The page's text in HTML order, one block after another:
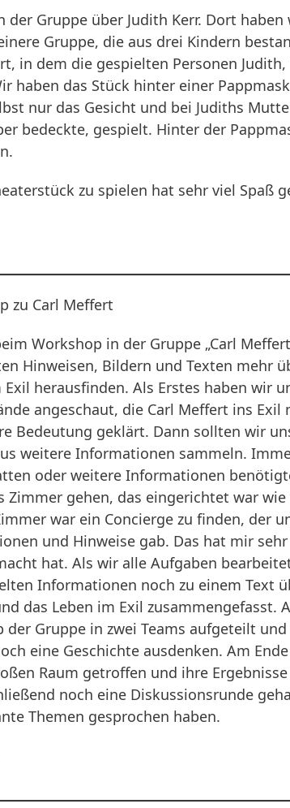
der Gruppe über Judith Kerr. Dort
Gruppe, die aus drei Kindern
in dem die gespielten Personen
haben das Stück hinter einer
nur das Gesicht und bei Judiths
bedeckte, gespielt. Hinter der
zu spielen hat sehr viel Spaß
zu Carl Meffert
Workshop in der Gruppe „Carl
Hinweisen, Bildern und Texten mehr
Exil herausfinden. Als Erstes haben wir
angeschaut, die Carl Meffert ins
Bedeutung geklärt. Dann sollten wir
weitere Informationen sammeln.
oder weitere Informationen
Zimmer gehen, das eingerichtet war
war ein Concierge zu finden, der
und Hinweise gab. Das hat mir
hat. Als wir alle Aufgaben
Informationen noch zu einem Text
das Leben im Exil zusammengefasst.
der Gruppe in zwei Teams aufgeteilt
eine Geschichte ausdenken. Am
Raum getroffen und ihre
noch eine Diskussionsrunde
Themen gesprochen haben.